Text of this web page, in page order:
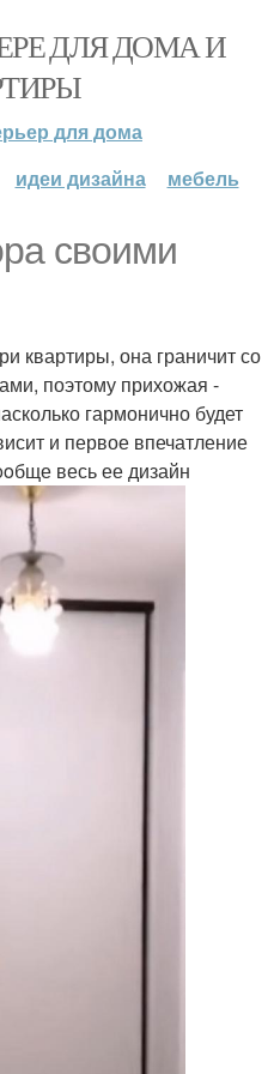
ДЛЯ ДОМА И
для дома
идеи дизайна мебель
своими
квартиры, она граничит со
поэтому прихожая -
гармонично будет
и первое впечатление
весь ее дизайн